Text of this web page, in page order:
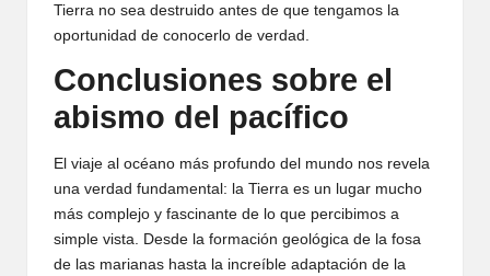
Tierra no sea destruido antes de que tengamos la
oportunidad de conocerlo de verdad.
Conclusiones sobre el
abismo del pacífico
El viaje al océano más profundo del mundo nos revela
una verdad fundamental: la Tierra es un lugar mucho
más complejo y fascinante de lo que percibimos a
simple vista. Desde la formación geológica de la fosa
de las marianas hasta la increíble adaptación de la